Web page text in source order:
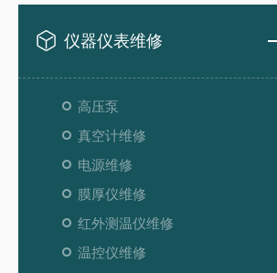
仪器仪表维修
高压泵
真空计维修
电源维修
膜厚仪维修
红外测温仪维修
温控仪维修